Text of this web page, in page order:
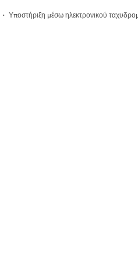
· Υποστήριξη μέσω ηλεκτρονικού